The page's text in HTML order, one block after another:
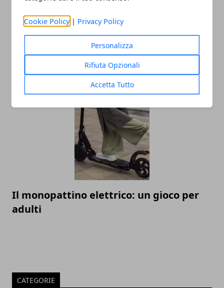
Cookie Policy | Privacy Policy
Personalizza
Rifiuta Opzionali
Accetta Tutto
SEO on-site: cos'è e come può migliorare
la visibilità di un sito
Il monopattino elettrico: un gioco per
adulti
CATEGORIE